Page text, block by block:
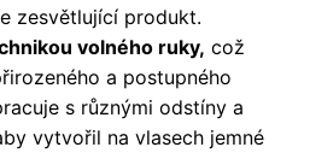
zesvětlující produkt.
volného ruky, což
a postupného
s různými odstíny a
vytvořil na vlasech jemné